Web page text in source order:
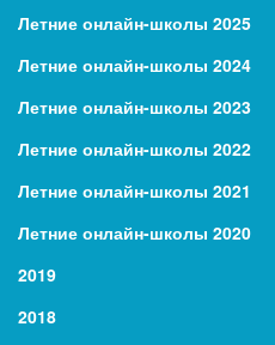
Летние онлайн-школы 2025
Летние онлайн-школы 2024
Летние онлайн-школы 2023
Летние онлайн-школы 2022
Летние онлайн-школы 2021
Летние онлайн-школы 2020
2019
2018